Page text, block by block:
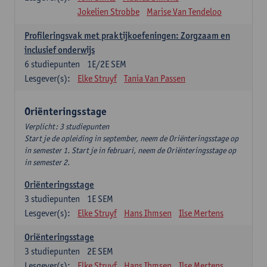
Jokelien Strobbe
Marise Van Tendeloo
Profileringsvak met praktijkoefeningen: Zorgzaam en
inclusief onderwijs
1E/2E SEM
6 studiepunten
Lesgever(s):
Elke Struyf Tania Van Passen
Oriënteringsstage
Verplicht: 3 studiepunten
Start je de opleiding in september, neem de Oriënteringsstage op
in semester 1. Start je in februari, neem de Oriënteringsstage op
in semester 2.
Oriënteringsstage
1E SEM
3 studiepunten
Lesgever(s):
Elke Struyf Hans Ihmsen Ilse Mertens
Oriënteringsstage
2E SEM
3 studiepunten